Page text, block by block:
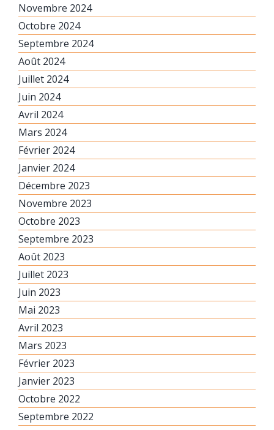
Novembre 2024
Octobre 2024
Septembre 2024
Août 2024
Juillet 2024
Juin 2024
Avril 2024
Mars 2024
Février 2024
Janvier 2024
Décembre 2023
Novembre 2023
Octobre 2023
Septembre 2023
Août 2023
Juillet 2023
Juin 2023
Mai 2023
Avril 2023
Mars 2023
Février 2023
Janvier 2023
Octobre 2022
Septembre 2022